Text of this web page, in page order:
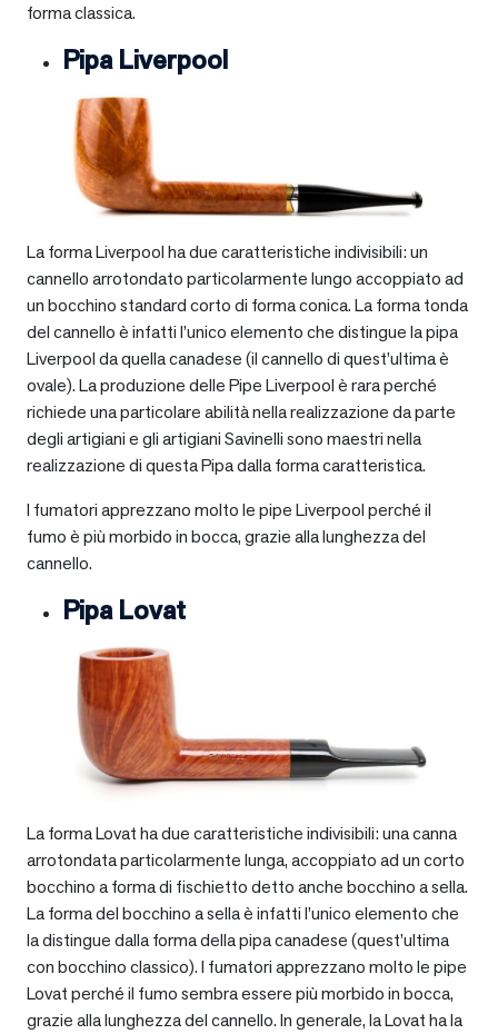
forma classica.
Pipa Liverpool
La forma Liverpool ha due caratteristiche indivisibili: un
cannello arrotondato particolarmente lungo accoppiato ad
un bocchino standard corto di forma conica. La forma tonda
del cannello è infatti l’unico elemento che distingue la pipa
Liverpool da quella canadese (il cannello di quest’ultima è
ovale). La produzione delle Pipe Liverpool è rara perché
richiede una particolare abilità nella realizzazione da parte
degli artigiani e gli artigiani Savinelli sono maestri nella
realizzazione di questa Pipa dalla forma caratteristica.
I fumatori apprezzano molto le pipe Liverpool perché il
fumo è più morbido in bocca, grazie alla lunghezza del
cannello.
Pipa Lovat
La forma Lovat ha due caratteristiche indivisibili: una canna
arrotondata particolarmente lunga, accoppiato ad un corto
bocchino a forma di fischietto detto anche bocchino a sella.
La forma del bocchino a sella è infatti l’unico elemento che
la distingue dalla forma della pipa canadese (quest’ultima
con bocchino classico). I fumatori apprezzano molto le pipe
Lovat perché il fumo sembra essere più morbido in bocca,
grazie alla lunghezza del cannello. In generale, la Lovat ha la